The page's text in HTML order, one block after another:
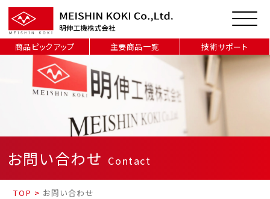
商品ピックアップ 主要商品一覧 技術サポート
お問い合わせ Contact
TOP > お問い合わせ